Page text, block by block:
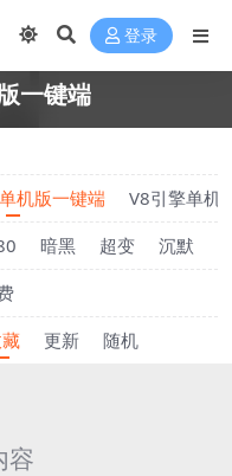
登录
一键端
机版一键端
V8引擎单机
暗黑 超变 沉默
更新 随机
容